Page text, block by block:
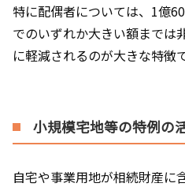
特に配偶者については、1億
でのいずれか大きい額までは
に軽減されるのが大きな特徴で
小規模宅地等の特例の
自宅や事業用地が相続財産に